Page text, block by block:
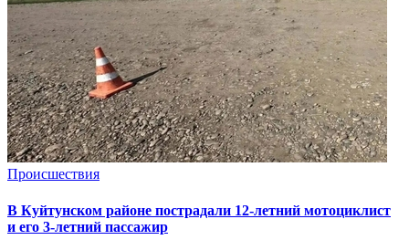
Происшествия
В Куйтунском районе пострадали 12-летний мотоциклист
и его 3-летний пассажир